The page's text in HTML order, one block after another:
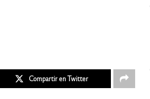
Compartir en Twitter